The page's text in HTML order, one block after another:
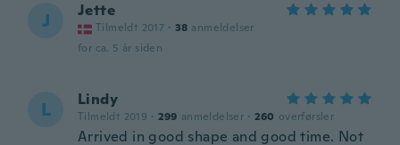
J Jette
Tilmeldt 2017 · 38 anmeldelser
for ca. 5 år siden
L Lindy
Tilmeldt 2019 · 299 anmeldelser · 260 overførsler
Arrived in good shape and good time. Not